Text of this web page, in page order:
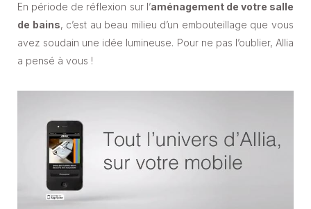
En période de réflexion sur l’aménagement de votre salle
de bains, c’est au beau milieu d’un embouteillage que vous
avez soudain une idée lumineuse. Pour ne pas l’oublier, Allia
a pensé à vous !